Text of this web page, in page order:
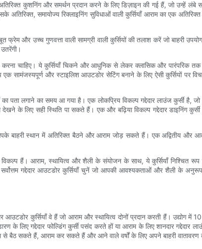
कुशनिंग और समर्थन प्रदान करने के लिए डिज़ाइन की गई हैं, जो उन्हें लंबे
समायोज्य रिक्लाइनिंग सुविधाओं वाली कुर्सियाँ आराम का एक
और उच्च गुणवत्ता वाली सामग्री वाली कुर्सियों की तलाश करें जो बाहरी
चाहिए। ये कुर्सियाँ चिकने और आधुनिक से लेकर क्लासिक और पारंपरिक
सामंजस्यपूर्ण और स्टाइलिश आउटडोर सेटिंग बनाने के लिए ऐसी कुर्सियों पर
पता लगाने का समय आ गया है। एक लोकप्रिय विकल्प गद्देदार लाउंज कुर्सी
के लिए सही स्थिति पा सकते हैं। एक और बढ़िया विकल्प गद्देदार डाइनिंग
बाहरी स्थान में अतिरिक्त बैठने और आराम जोड़ सकते हैं। एक अद्वितीय और
हैं। आराम, स्थायित्व और शैली के संयोजन के साथ, ये कुर्सियाँ
गद्देदार आउटडोर कुर्सियाँ चुनें जो आपकी आवश्यकताओं और शैली के
आउटडोर कुर्सियाँ वे हैं जो आराम और स्थायित्व दोनों प्रदान करती हैं। उद्योग
गद्देदार फोल्डिंग कुर्सी पसंद करते हों या आराम के लिए शानदार
सकते हैं, आराम कर सकते हैं और आने वाले वर्षों के लिए अपने बाहरी